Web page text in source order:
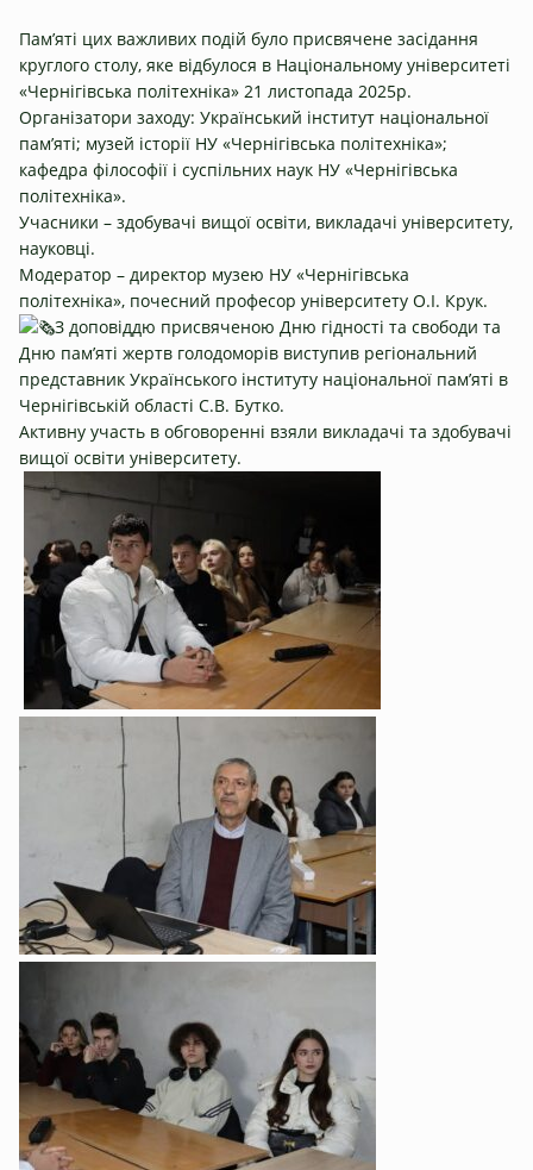
Пам’яті цих важливих подій було присвячене засідання
круглого столу, яке відбулося в Національному університеті
«Чернігівська політехніка» 21 листопада 2025р.
Організатори заходу: Український інститут національної
пам’яті; музей історії НУ «Чернігівська політехніка»;
кафедра філософії і суспільних наук НУ «Чернігівська
політехніка».
Учасники – здобувачі вищої освіти, викладачі університету,
науковці.
Модератор – директор музею НУ «Чернігівська
політехніка», почесний професор університету О.І. Крук.
З доповіддю присвяченою Дню гідності та свободи та
Дню пам’яті жертв голодоморів виступив регіональний
представник Українського інституту національної пам’яті в
Чернігівській області С.В. Бутко.
Активну участь в обговоренні взяли викладачі та здобувачі
вищої освіти університету.